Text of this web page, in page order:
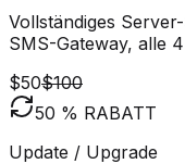
Vollständiges
SMS-Gateway, alle
$50$100
50 % RABATT
Update / Upgrade